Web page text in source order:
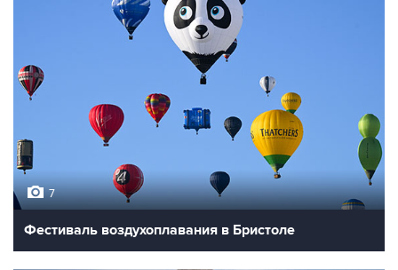
7
Фестиваль воздухоплавания в Бристоле